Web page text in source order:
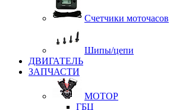
Счетчики моточасов
Шипы/цепи
ДВИГАТЕЛЬ
ЗАПЧАСТИ
МОТОР
ГБЦ